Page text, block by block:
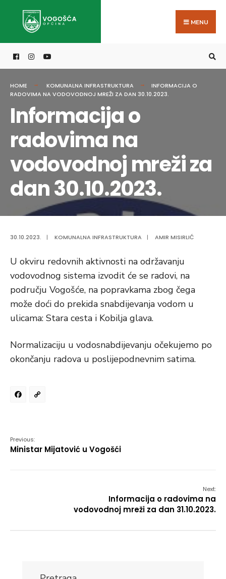
MENU
HOME KOMUNALNA INFRASTRUKTURA
INFORMACIJA O
RADOVIMA NA VODOVODNOJ MREŽI ZA DAN 30.10.2023.
Informacija o
radovima na
vodovodnoj mreži za
dan 30.10.2023.
30.10.2023. | KOMUNALNA INFRASTRUKTURA | AMIR MISIRLIĆ
U okviru redovnih aktivnosti na održavanju
vodovodnog sistema izvodit će se radovi, na
području Vogošće, na popravkama zbog čega
može doći do prekida snabdijevanja vodom u
ulicama: Stara cesta i Kobilja glava.
Normalizaciju u vodosnabdijevanju očekujemo po
okončanju radova u poslijepodnevnim satima.
Facebook
Previous:
Ministar Mijatović u Vogošći
Next:
Informacija o radovima na
vodovodnoj mreži za dan 31.10.2023.
for: